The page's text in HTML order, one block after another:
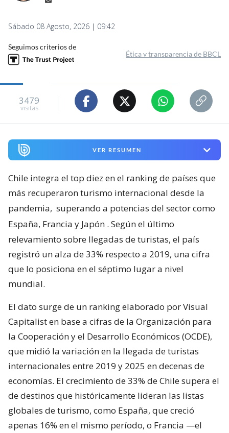
Sábado 08 Agosto, 2026 | 09:42
Seguimos criterios de
Ética y transparencia de BBCL
3479
visitas
VER RESUMEN
Chile integra el top diez en el ranking de países que
más recuperaron turismo internacional desde la
pandemia, superando a potencias del sector como
España, Francia y Japón . Según el último
relevamiento sobre llegadas de turistas, el país
registró un alza de 33% respecto a 2019, una cifra
que lo posiciona en el séptimo lugar a nivel
mundial.
El dato surge de un ranking elaborado por Visual
Capitalist en base a cifras de la Organización para
la Cooperación y el Desarrollo Económicos (OCDE),
que midió la variación en la llegada de turistas
internacionales entre 2019 y 2025 en decenas de
economías. El crecimiento de 33% de Chile supera el
de destinos que históricamente lideran las listas
globales de turismo, como España, que creció
apenas 16% en el mismo período, o Francia —el